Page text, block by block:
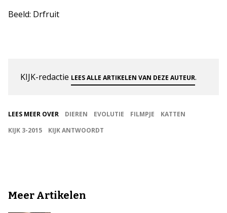
Beeld: Drfruit
KIJK-redactie LEES ALLE ARTIKELEN VAN DEZE AUTEUR.
LEES MEER OVER DIEREN EVOLUTIE FILMPJE
KATTEN
KIJK 3-2015
KIJK ANTWOORDT
Meer Artikelen